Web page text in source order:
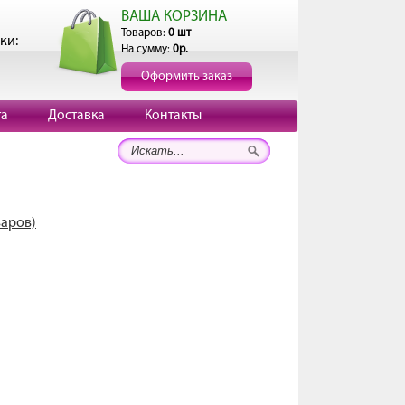
ВАША КОРЗИНА
Товаров: 0 шт
На сумму: 0р.
Оформить заказ
Доставка Контакты